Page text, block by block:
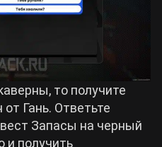
то получите
Гань. Ответьте
Запасы на черный
и получить